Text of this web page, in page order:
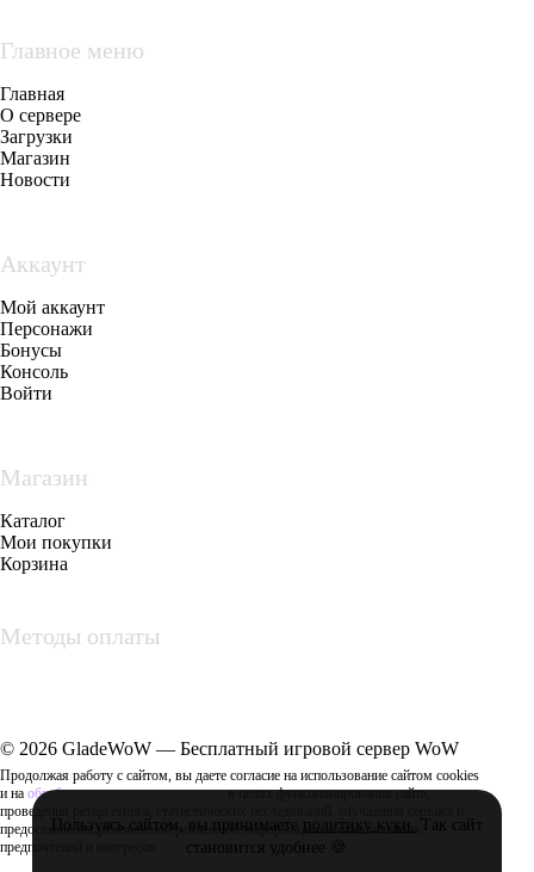
Пользуясь сайтом, вы принимаете политику куки. Так сайт
становится удобнее 🍪
Главное меню
Главная
О сервере
Загрузки
Магазин
Новости
Аккаунт
Мой аккаунт
Персонажи
Бонусы
Консоль
Войти
Магазин
Каталог
Мои покупки
Корзина
Методы оплаты
© 2026 GladeWoW — Бесплатный игровой сервер WoW
Продолжая работу с сайтом, вы даете согласие на использование сайтом cookies
и на обработку персональных данныхв целях функционирования сайта,
проведения ретаргетинга, статистических исследований, улучшения сервиса и
предоставления релевантной рекламной информации на основе ваших
предпочтений и интересов.